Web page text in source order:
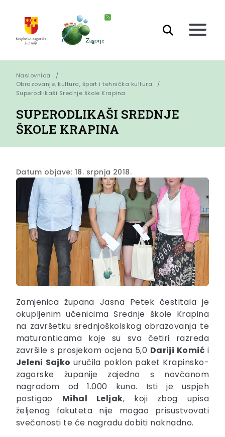
Naslovnica
Obrazovanje, kultura, šport i tehnička kultura
Superodlikaši Srednje škole Krapina
SUPERODLIKAŠI SREDNJE
ŠKOLE KRAPINA
Datum objave: 18. srpnja 2018.
Zamjenica župana Jasna Petek čestitala je
okupljenim učenicima Srednje škole Krapina
na završetku srednjoškolskog obrazovanja te
maturanticama koje su sva četiri razreda
završile s prosjekom ocjena 5,0 Dariji Komić i
Jeleni Sajko uručila poklon paket Krapinsko-
zagorske županije zajedno s novčanom
nagradom od 1.000 kuna. Isti je uspjeh
postigao Mihal Leljak, koji zbog upisa
željenog fakuteta nije mogao prisustvovati
svečanosti te će nagradu dobiti naknadno.